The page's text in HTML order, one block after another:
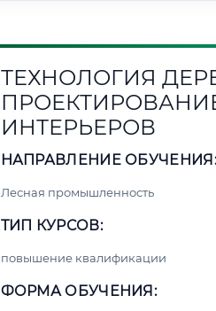
ТЕХНОЛОГИЯ
ИНТЕРЬЕРОВ
НАПРАВЛЕНИЕ ОБУЧЕНИЯ:
Лесная промышленность
ТИП КУРСОВ:
повышение квалификации
ФОРМА ОБУЧЕНИЯ: